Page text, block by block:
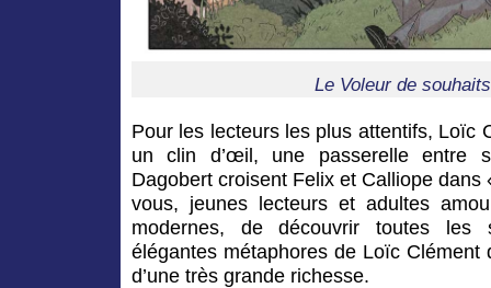
Le Voleur de
Pour les lecteurs les plus attentifs, Loïc
un clin d’œil, une passerelle entre
Dagobert croisent Felix et Calliope dans
vous, jeunes lecteurs et adultes
modernes, de découvrir toutes les
élégantes métaphores de Loïc Clément
d’une très grande richesse.